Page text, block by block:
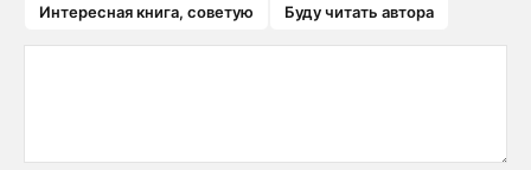
Интересная книга, советую
Буду читать автора